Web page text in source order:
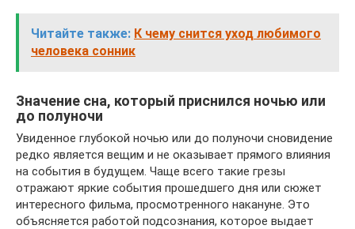
Читайте также: К чему снится уход любимого
человека сонник
Значение сна, который приснился ночью или
до полуночи
Увиденное глубокой ночью или до полуночи сновидение
редко является вещим и не оказывает прямого влияния
на события в будущем. Чаще всего такие грезы
отражают яркие события прошедшего дня или сюжет
интересного фильма, просмотренного накануне. Это
объясняется работой подсознания, которое выдает